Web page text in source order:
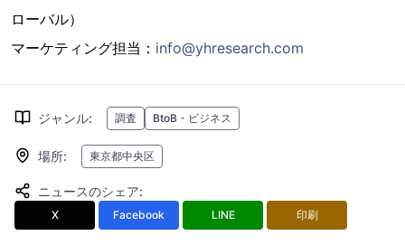
ローバル）
マーケティング担当： info@yhresearch.com
ジャンル: 調査 BtoB・ビジネス
場所: 東京都中央区
ニュースのシェア:
X Facebook LINE 印刷